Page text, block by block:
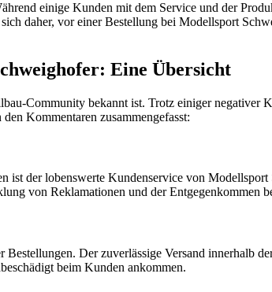
einige Kunden mit dem Service und der
daher, vor einer Bestellung bei Modellsport
Eine Übersicht
Community bekannt ist. Trotz einiger negativer
Kommentaren zusammengefasst:
ist der lobenswerte Kundenservice von
von Reklamationen und der Entgegenkommen
Der zuverlässige Versand innerhalb
beim Kunden ankommen.